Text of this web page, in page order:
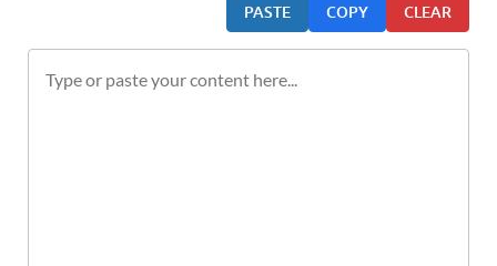
PASTE COPY CLEAR